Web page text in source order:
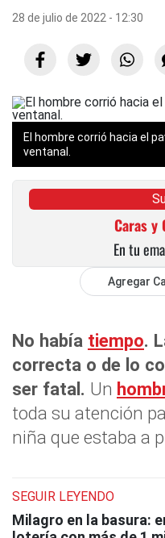
28 de julio de 2022 - 12:30
El hombre corrió hacia el
ventanal.
Caras y
En tu
Agregar
No había tiempo.
correcta o de lo
ser fatal. Un
toda su atención
niña que estaba a
SEGUIR LEYENDO
Milagro en la basura: